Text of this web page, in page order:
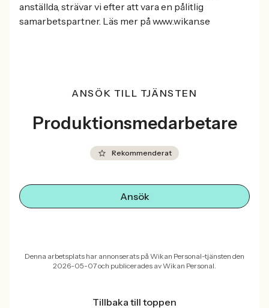
anställda, strävar vi efter att vara en pålitlig
samarbetspartner. Läs mer på www.wikan.se
ANSÖK TILL TJÄNSTEN
Produktionsmedarbetare
Rekommenderat
Ansök
Denna arbetsplats har annonserats på Wikan Personal-tjänsten den
2026-05-07 och publicerades av Wikan Personal.
Tillbaka till toppen